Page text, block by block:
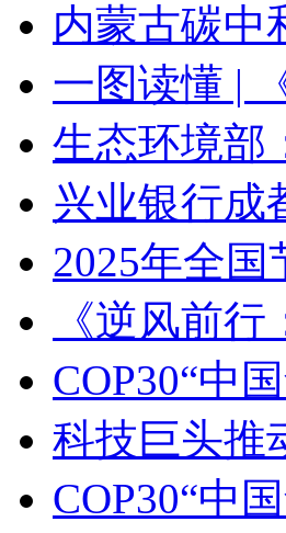
内蒙古碳中
一图读懂 |
生态环境部
兴业银行成
2025年全
《逆风前
COP30“中
科技巨头推
COP30“中